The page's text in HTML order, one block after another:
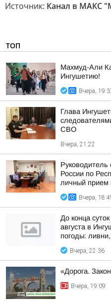
Источник: Канал в МАКС
ТОП
Махмуд-Али
Ингушетию!
Вчера,
Глава
СВО
Вчера, 21:22
Руководитель
России по
личный прием
Вчера,
До конца
августа в
погоды:
Вчера, 22:36
«Дорога.
Вчера, 19:09